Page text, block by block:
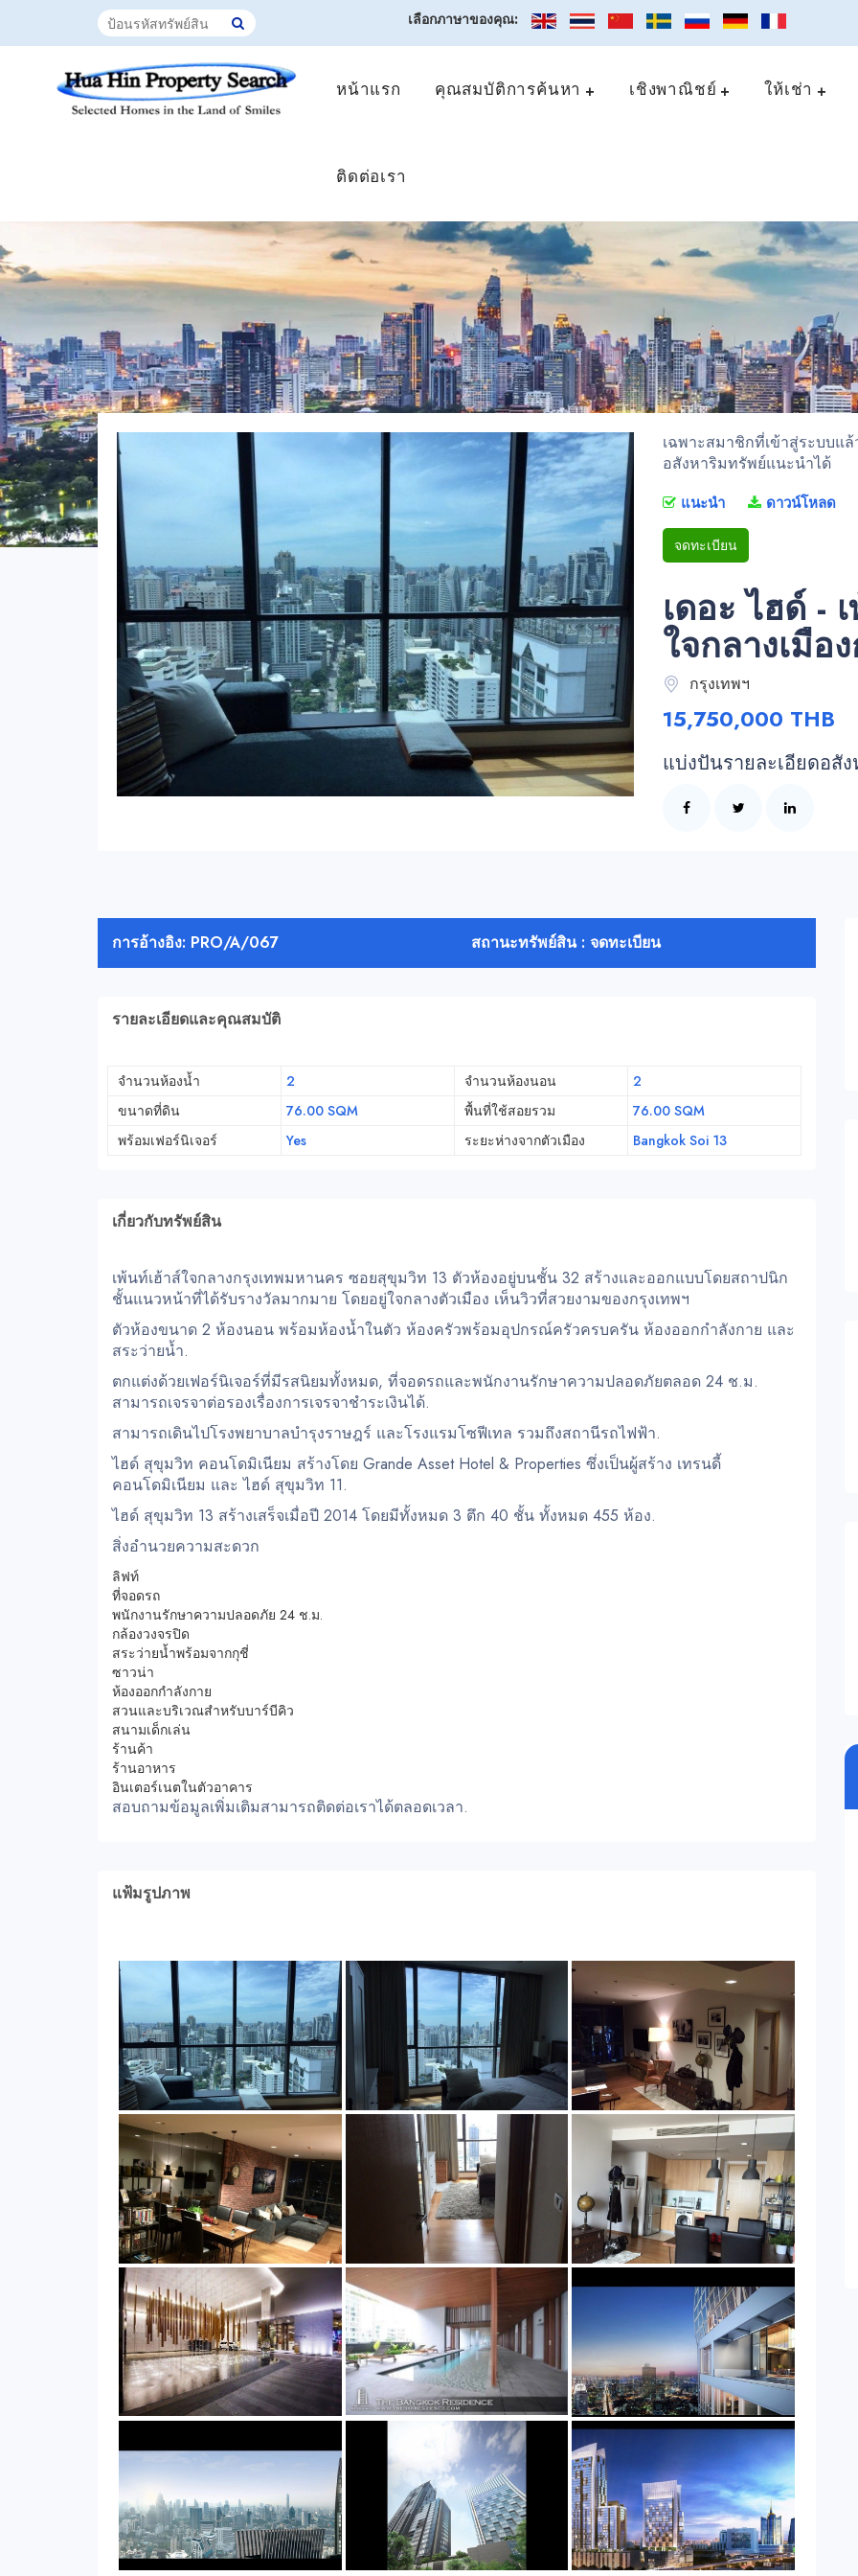
เลือกภาษาของคุณ:
หน้าแรก คุณสมบัติการค้นหา เชิงพาณิชย์ ให้เช่า
ติดต่อเรา
เฉพาะสมาชิกที่เข้าสู่ระบบแ
อสังหาริมทรัพย์แนะนำได้
แนะนำ ดาวน์โหลด
จดทะเบียน
เดอะ ไฮด์ -
ใจกลางเมือ
กรุงเทพฯ
15,750,000 THB
แบ่งปันรายละเอียดอสั
การอ้างอิง: PRO/A/067 สถานะทรัพย์สิน : จดทะเบียน
รายละเอียดและคุณสมบัติ
จำนวนห้องน้ำ 2 จำนวนห้องนอน
2
ขนาดที่ดิน
76.00 SQM พื้นที่ใช้สอยรวม
76.00 SQM
พร้อมเฟอร์นิเจอร์
Yes ระยะห่างจากตัวเมือง Bangkok Soi 13
เกี่ยวกับทรัพย์สิน
เพ้นท์เฮ้าส์ใจกลางกรุงเทพมหานคร ซอยสุขุมวิท 13 ตัวห้องอยู่บนชั้น 32 สร้างและออกแบบโดยสถาปนิก
ชั้นแนวหน้าที่ได้รับรางวัลมากมาย โดยอยู่ใจกลางตัวเมือง เห็นวิวที่สวยงามของกรุงเทพฯ
ตัวห้องขนาด 2 ห้องนอน พร้อมห้องน้ำในตัว ห้องครัวพร้อมอุปกรณ์ครัวครบครัน ห้องออกกำลังกาย และ
สระว่ายน้ำ.
ตกแต่งด้วยเฟอร์นิเจอร์ที่มีรสนิยมทั้งหมด, ที่จอดรถและพนักงานรักษาความปลอดภัยตลอด 24 ช.ม.
สามารถเจรจาต่อรองเรื่องการเจรจาชำระเงินได้.
สามารถเดินไปโรงพยาบาลบำรุงราษฎร์ และโรงแรมโซฟีเทล รวมถึงสถานีรถไฟฟ้า.
ไฮด์ สุขุมวิท คอนโดมิเนียม สร้างโดย Grande Asset Hotel & Properties ซึ่งเป็นผู้สร้าง เทรนดี้
คอนโดมิเนียม และ ไฮด์ สุขุมวิท 11.
ไฮด์ สุขุมวิท 13 สร้างเสร็จเมื่อปี 2014 โดยมีทั้งหมด 3 ตึก 40 ชั้น ทั้งหมด 455 ห้อง.
สิ่งอำนวยความสะดวก
ลิฟท์
ที่จอดรถ
พนักงานรักษาความปลอดภัย 24 ช.ม.
กล้องวงจรปิด
สระว่ายน้ำพร้อมจากกุชี่
ซาวน่า
ห้องออกกำลังกาย
สวนและบริเวณสำหรับบาร์บีคิว
สนามเด็กเล่น
ร้านค้า
ร้านอาหาร
อินเตอร์เนตในตัวอาคาร
สอบถามข้อมูลเพิ่มเติมสามารถติดต่อเราได้ตลอดเวลา.
แฟ้มรูปภาพ